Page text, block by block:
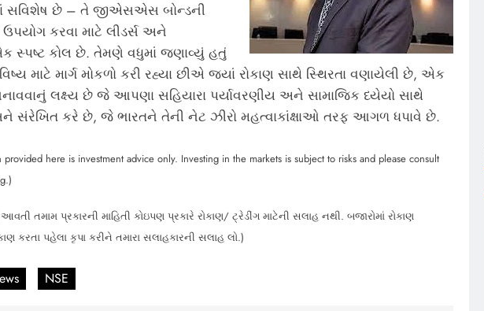
સવિશેષ છે – તે જીએસએસ બોન્ડની
ઉપયોગ કરવા માટે લીડર્સ અને
સ્પષ્ટ કોલ છે. તેમણે વધુમાં જણાવ્યું હતું
માટે માર્ગ મોકળો કરી રહ્યા છીએ જ્યાં રોકાણ સાથે સ્થિરતા વણાયેલી છે, એક
લક્ષ્ય છે જે આપણા સહિયારા પર્યાવરણીય અને સામાજિક ધ્યેયો સાથે
સંરેખિત કરે છે, જે ભારતને તેની નેટ ઝીરો મહત્વાકાંક્ષાઓ તરફ આગળ ધપાવે છે.
here is investment advice only. Investing in the markets is subject to risks and please consult
તમામ પ્રકારની માહિતી કોઇપણ પ્રકારે રોકાણ/ ટ્રેડીંગ માટેની સલાહ નથી. બજારોમાં રોકાણ
પહેલા કૃપા કરીને તમારા સલાહકારની સલાહ લો.)
NSE